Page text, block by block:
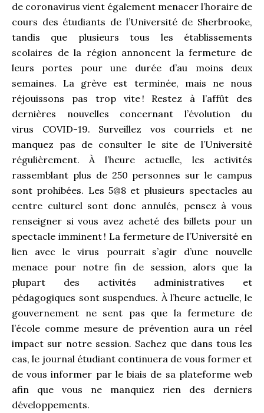
de coronavirus vient également menacer l’horaire de
cours des étudiants de l’Université de Sherbrooke,
tandis que plusieurs tous les établissements
scolaires de la région annoncent la fermeture de
leurs portes pour une durée d’au moins deux
semaines. La grève est terminée, mais ne nous
réjouissons pas trop vite ! Restez à l’affût des
dernières nouvelles concernant l’évolution du
virus COVID-19. Surveillez vos courriels et ne
manquez pas de consulter le site de l’Université
régulièrement. À l’heure actuelle, les activités
rassemblant plus de 250 personnes sur le campus
sont prohibées. Les 5@8 et plusieurs spectacles au
centre culturel sont donc annulés, pensez à vous
renseigner si vous avez acheté des billets pour un
spectacle imminent ! La fermeture de l’Université en
lien avec le virus pourrait s’agir d’une nouvelle
menace pour notre fin de session, alors que la
plupart des activités administratives et
pédagogiques sont suspendues. À l’heure actuelle, le
gouvernement ne sent pas que la fermeture de
l’école comme mesure de prévention aura un réel
impact sur notre session. Sachez que dans tous les
cas, le journal étudiant continuera de vous former et
de vous informer par le biais de sa plateforme web
afin que vous ne manquiez rien des derniers
développements.